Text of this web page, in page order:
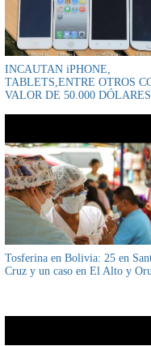
INCAUTAN iPHONE,
TABLETS,ENTRE OTROS
VALOR DE 50.000 DÓLARES
Tosferina en Bolivia: 25 en
Cruz y un caso en El Alto y